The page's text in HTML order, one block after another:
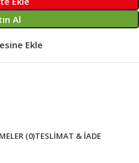
Al
Ekle
(0)TESLIMAT & İADE